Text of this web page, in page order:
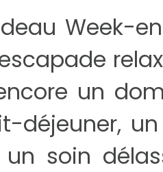
Week-
un
déjeuner,
soin